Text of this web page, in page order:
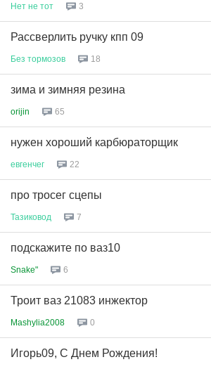
Нет не тот 3
Рассверлить ручку кпп 09
Без тормозов 18
зима и зимняя резина
orijin 65
нужен хороший карбюраторщик
евгенчег 22
про тросег сцепы
Тазиковод 7
подскажите по ваз10
Snake" 6
Троит ваз 21083 инжектор
Mashylia2008 0
Игорь09, С Днем Рождения!